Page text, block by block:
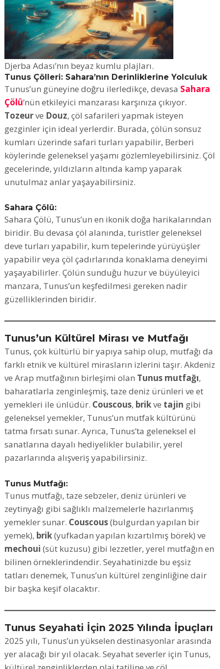
Djerba Adası’nın beyaz kumlu plajları.
Tunus Çölleri: Sahara’nın Derinliklerine Yolculuk
Tunus’un güneyine doğru ilerledikçe, devasa Sahara
Çölü‘nün etkileyici manzarası karşınıza çıkıyor.
Tozeurve Douz, çöl safarileri yapmak isteyen
gezginler için ideal yerlerdir. Burada, çölün sonsuz
kumları üzerinde safari turları yapabilir, Berberi
köylerinde geleneksel yaşamı gözlemleyebilirsiniz. Çöl
gecelerinde, yıldızların altında kamp yaparak
unutulmaz anlar yaşayabilirsiniz.
Sahara Çölü:
Sahara Çölü, Tunus’un en ikonik doğa harikalarından
biridir. Bu devasa çöl alanında, turistler geleneksel
deve turları yapabilir, kum tepelerinde yürüyüşler
yapabilir veya çöl çadırlarında konaklama deneyimi
yaşayabilirler. Çölün sunduğu huzur ve büyüleyici
manzara, Tunus’un keşfedilmesi gereken nadir
güzelliklerinden biridir.
Tunus’un Kültürel Mirası ve Mutfağı
Tunus, çok kültürlü bir yapıya sahip olup, mutfağı da
farklı etnik ve kültürel mirasların izlerini taşır. Akdeniz
ve Arap mutfağının birleşimi olan Tunus mutfağı,
baharatlarla zenginleşmiş, taze deniz ürünleri ve et
yemekleri ile ünlüdür. Couscous, brikve tajin gibi
geleneksel yemekler, Tunus’un mutfak kültürünü
tatma fırsatı sunar. Ayrıca, Tunus’ta geleneksel el
sanatlarına dayalı hediyelikler bulabilir, yerel
pazarlarında alışveriş yapabilirsiniz.
Tunus Mutfağı:
Tunus mutfağı, taze sebzeler, deniz ürünleri ve
zeytinyağı gibi sağlıklı malzemelerle hazırlanmış
yemekler sunar. Couscous(bulgurdan yapılan bir
yemek), brik(yufkadan yapılan kızartılmış börek) ve
mechoui (süt kuzusu) gibi lezzetler, yerel mutfağın en
bilinen örneklerindendir. Seyahatinizde bu eşsiz
tatları denemek, Tunus’un kültürel zenginliğine dair
bir başka keşif olacaktır.
Tunus Seyahati İçin 2025 Yılında İpuçları
2025 yılı, Tunus’un yükselen destinasyonlar arasında
yer alacağı bir yıl olacak. Seyahat severler için Tunus,